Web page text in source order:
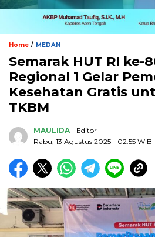
Home / MEDAN
Semarak HUT RI ke-
Regional 1 Gelar
Kesehatan Gratis
TKBM
MAULIDA - Editor
Rabu, 13 Agustus 2025 - 02:55 WIB